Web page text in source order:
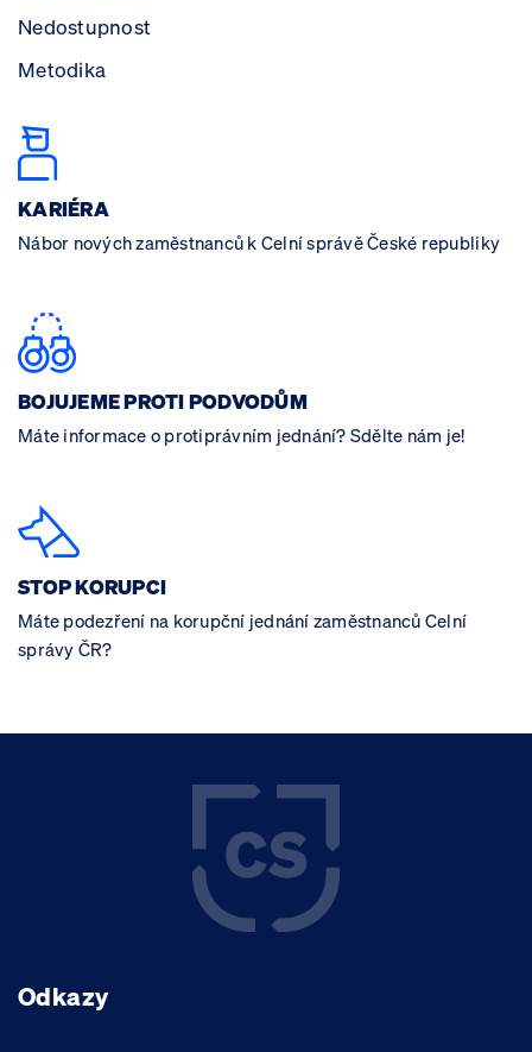
Nedostupnost
Metodika
KARIÉRA
Nábor nových zaměstnanců k Celní správě České republiky
BOJUJEME PROTI PODVODŮM
Máte informace o protiprávním jednání? Sdělte nám je!
STOP KORUPCI
Máte podezření na korupční jednání zaměstnanců Celní
správy ČR?
Odkazy